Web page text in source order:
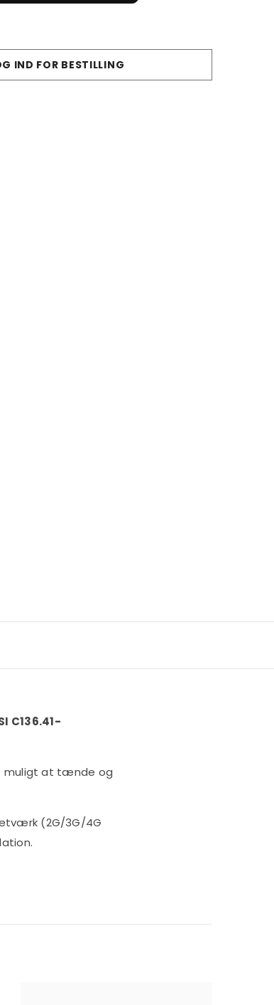
IND FOR BESTILLING
C136.41-
muligt at tænde og
(2G/3G/4G